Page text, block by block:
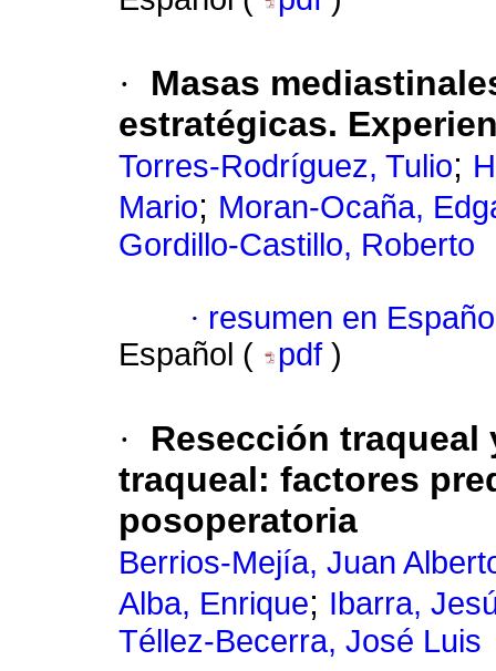
·
Masas
estratégicas.
Torres-Rodríguez, Tulio;
Mario; Moran-Ocaña,
Gordillo-Castillo, Roberto
· resumen en
Español (
pdf )
·
Resección
traqueal: factores
posoperatoria
Berrios-Mejía, Juan
Alba, Enrique; Ibarra,
Téllez-Becerra, José Luis